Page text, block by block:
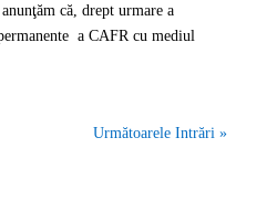
că, drept urmare a
a CAFR cu mediul
Următoarele Intrări »